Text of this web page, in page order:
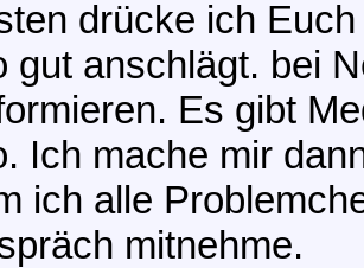
drücke ich
gut anschlägt. bei
Es gibt
Ich mache mir
ich alle
mitnehme.